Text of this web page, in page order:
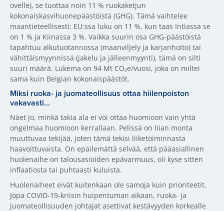
ovelle), se tuottaa noin 11 % ruokaketjun
kokonaiskasvihuonepäästöistä (GHG). Tämä vaihtelee
maantieteellisesti; EU:ssa luku on 11 %, kun taas Intiassa se
on 1 % ja Kiinassa 3 %. Vaikka suurin osa GHG-päästöistä
tapahtuu alkutuotannossa (maanviljely ja karjanhoito) tai
vähittäismyynnissä (jakelu ja jälleenmyynti), tämä on silti
suuri määrä. Lukema on 94 Mt CO₂e/vuosi, joka on miltei
sama kuin Belgian kokonaispäästöt.
Miksi ruoka- ja juomateollisuus ottaa hiilenpoiston
vakavasti...
Näet jo, minkä takia ala ei voi ottaa huomioon vain yhtä
ongelmaa huomioon kerrallaan. Pelissä on liian monta
muuttuvaa tekijää, joten tämä tekisi liiketoiminnasta
haavoittuvaista. On epäilemättä selvää, että pääasiallinen
huolenaihe on talousasioiden epävarmuus, oli kyse sitten
inflaatiosta tai puhtaasti kuluista.
Huolenaiheet eivät kuitenkaan ole samoja kuin prioriteetit.
Jopa COVID-19-kriisin huipentuman aikaan, ruoka- ja
juomateollisuuden johtajat asettivat kestävyyden korkealle